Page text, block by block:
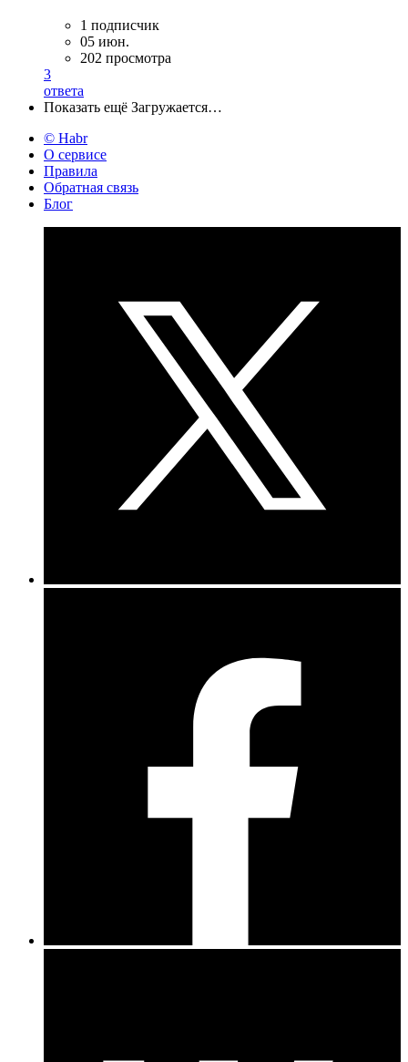
1 подписчик
05 июн.
202 просмотра
3
ответа
Показать ещё Загружается…
© Habr
О сервисе
Правила
Обратная связь
Блог